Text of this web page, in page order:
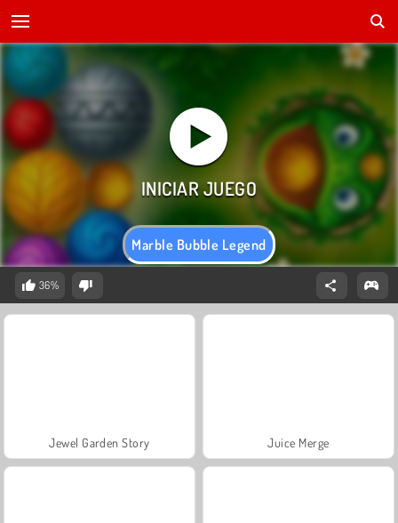
Marble Bubble Legend
36%
Jewel Garden Story Juice Merge